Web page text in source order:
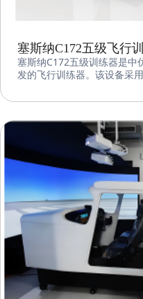
塞斯纳C172五级飞行
塞斯纳C172五级训练器是
发的飞行训练器。该设备采
Level 5 和 EASA FNPT II 标